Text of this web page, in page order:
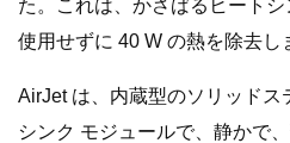
た。これは、かさばるヒート
使用せずに 40 W の熱を除去し
AirJet は、内蔵型のソリッドス
シンク モジュールで、静かで